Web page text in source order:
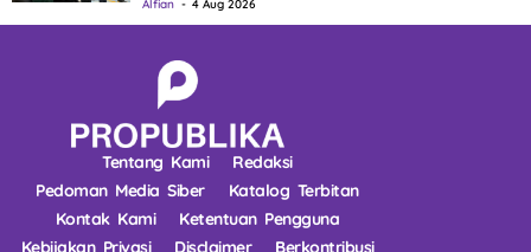
Alfian 4 Aug 2026
Tentang Kami
Redaksi
Pedoman Media Siber
Katalog Terbitan
Kontak Kami
Ketentuan Pengguna
Kebijakan Privasi
Disclaimer Berkontribusi